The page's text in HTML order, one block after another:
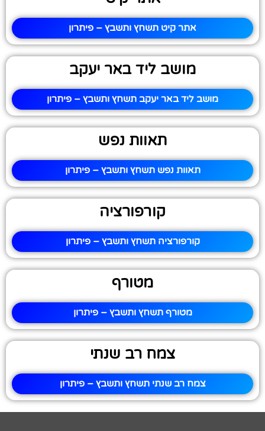
אתר קיט תשחץ ותשבץ – פיתרון
מושב ליד באר יעקב
מושב ליד באר יעקב תשחץ ותשבץ – פיתרון
תאוות נפש
תאוות נפש תשחץ ותשבץ – פיתרון
קורפורציה
קורפורציה תשחץ ותשבץ – פיתרון
מטורף
מטורף תשחץ ותשבץ – פיתרון
צמח רב שנתי
צמח רב שנתי תשחץ ותשבץ – פיתרון